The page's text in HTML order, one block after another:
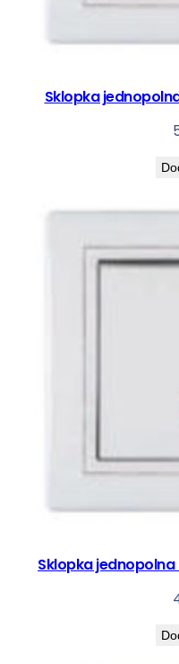
Sklopka
Sklopka jednopolna